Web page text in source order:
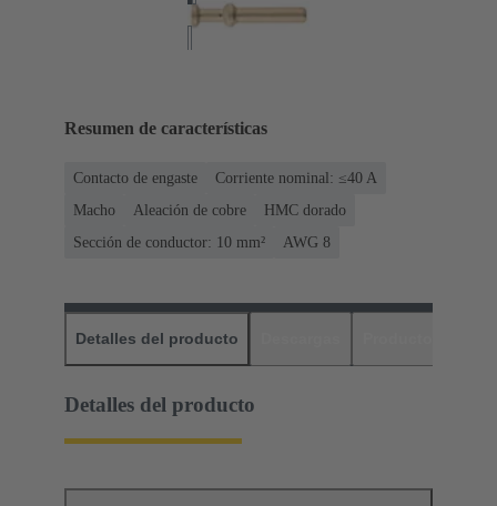
Resumen de características
Contacto de engaste
Corriente nominal: ≤40 A
Macho
Aleación de cobre
HMC dorado
Sección de conductor: 10 mm²
AWG 8
Detalles del producto
Detalles del producto